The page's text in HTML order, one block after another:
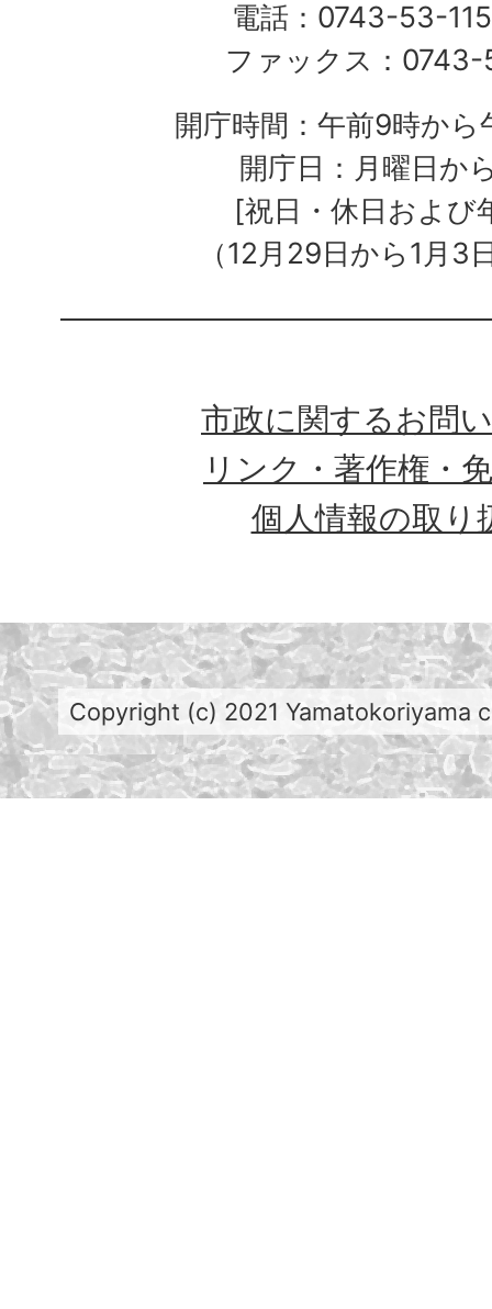
電話：0743-53-
ファックス：
開庁時間：午前9時か
開庁日：月曜日か
[祝日・休日および
（12月29日から1月3
市政に関するお問
リンク・著作権・
個人情報の取り
Copyright (c) 2021 Yamatokoriyama